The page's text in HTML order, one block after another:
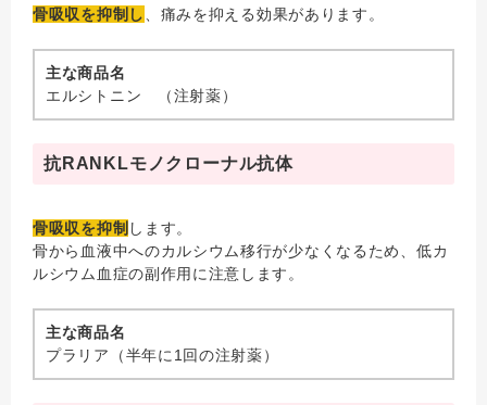
骨吸収を抑制し 、痛みを抑える効果があります。
主な商品名
エルシトニン （注射薬）
抗RANKLモノクローナル抗体
骨吸収を抑制 します。
骨から血液中へのカルシウム移行が少なくなるため、低カ
ルシウム血症の副作用に注意します。
主な商品名
プラリア（半年に1回の注射薬）